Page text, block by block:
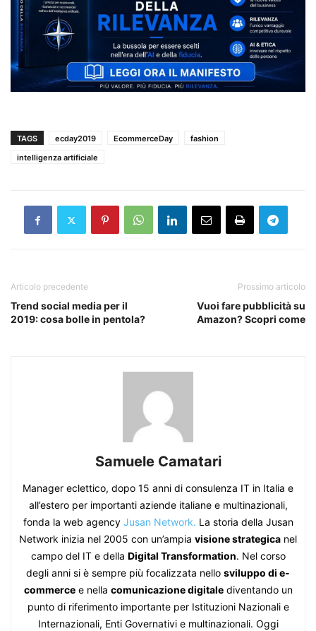
TAGS ecday2019 EcommerceDay
fashion
intelligenza artificiale
Articolo precedente
Trend social media per il
2019: cosa bolle in pentola?
Prossimo articolo
Vuoi fare pubblicità su
Amazon? Scopri come
Samuele Camatari
Manager eclettico, dopo 15 anni di consulenza IT in Italia e
all’estero per importanti aziende italiane e multinazionali,
fonda la web agency Jusan Network. La storia della Jusan
Network inizia nel 2005 con un’ampia visione strategica nel
campo del IT e della Digital Transformation. Nel corso
degli anni si è sempre più focalizzata nello sviluppo di e-
commercee nella comunicazione digitalediventando un
punto di riferimento importante per Istituzioni Nazionali e
Internazionali, Enti Governativi e multinazionali. Oggi